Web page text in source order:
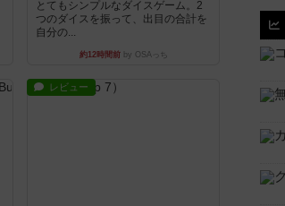
とてもシンプルなダイスゲーム。2
つのダイスを振って、出目の合計を
自分の...
約12時間前by OSAっち
レビュー